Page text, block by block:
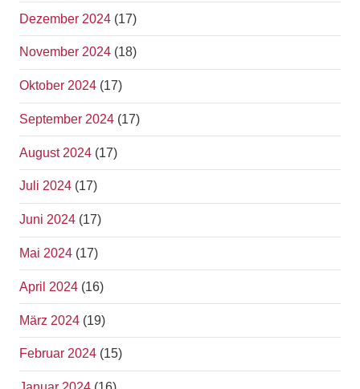
Dezember 2024 (17)
November 2024 (18)
Oktober 2024 (17)
September 2024 (17)
August 2024 (17)
Juli 2024 (17)
Juni 2024 (17)
Mai 2024 (17)
April 2024 (16)
März 2024 (19)
Februar 2024 (15)